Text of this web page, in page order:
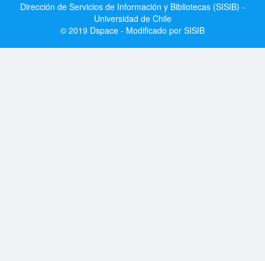
Dirección de Servicios de Información y Bibliotecas (SISIB) -
Universidad de Chile
© 2019 Dspace - Modificado por SISIB